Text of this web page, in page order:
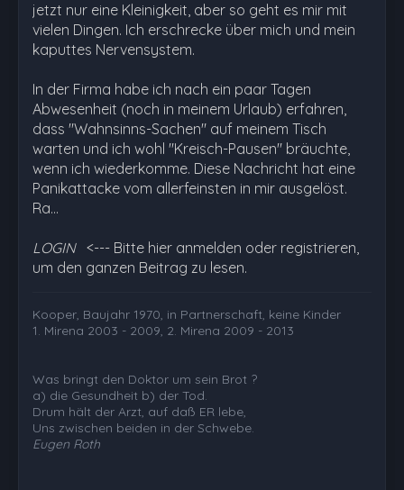
jetzt nur eine Kleinigkeit, aber so geht es mir mit
vielen Dingen. Ich erschrecke über mich und mein
kaputtes Nervensystem.
In der Firma habe ich nach ein paar Tagen
Abwesenheit (noch in meinem Urlaub) erfahren,
dass "Wahnsinns-Sachen" auf meinem Tisch
warten und ich wohl "Kreisch-Pausen" bräuchte,
wenn ich wiederkomme. Diese Nachricht hat eine
Panikattacke vom allerfeinsten in mir ausgelöst.
Ra…
LOGIN <--- Bitte hier anmelden oder registrieren,
um den ganzen Beitrag zu lesen.
Kooper, Baujahr 1970, in Partnerschaft, keine Kinder
1. Mirena 2003 - 2009, 2. Mirena 2009 - 2013
Was bringt den Doktor um sein Brot ?
a) die Gesundheit b) der Tod.
Drum hält der Arzt, auf daß ER lebe,
Uns zwischen beiden in der Schwebe.
Eugen Roth